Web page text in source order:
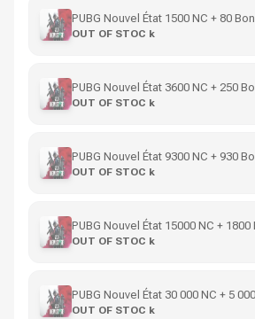
PUBG Nouvel État 1500 NC + 80
OUT OF STOC k
PUBG Nouvel État 3600 NC + 250
OUT OF STOC k
PUBG Nouvel État 9300 NC + 930
OUT OF STOC k
PUBG Nouvel État 15000 NC + 1800
OUT OF STOC k
PUBG Nouvel État 30 000 NC + 5
OUT OF STOC k